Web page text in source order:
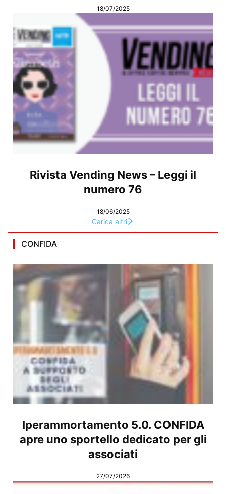
18/07/2025
Rivista Vending News – Leggi il
numero 76
18/06/2025
Carica altri
CONFIDA
Iperammortamento 5.0. CONFIDA
apre uno sportello dedicato per gli
associati
27/07/2026